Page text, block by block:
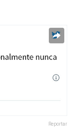
Reportar